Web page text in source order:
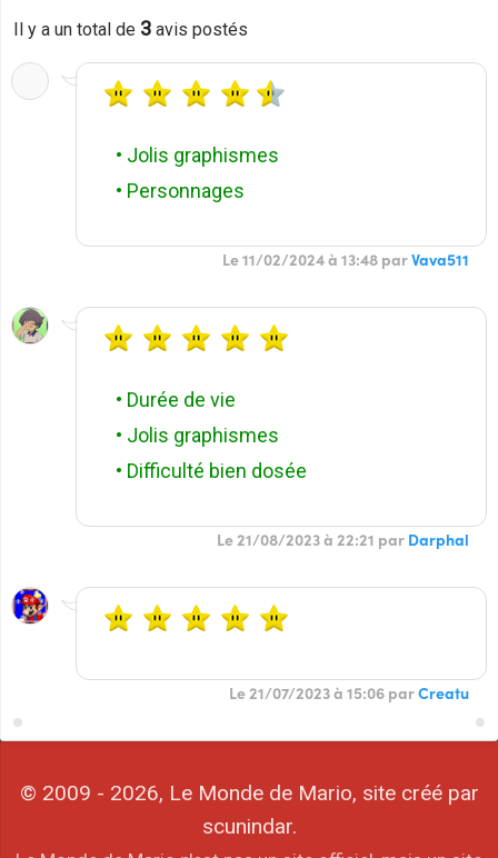
Il y a un total de 3 avis postés
• Jolis graphismes
• Personnages
Le 11/02/2024 à 13:48 parVava511
• Durée de vie
• Jolis graphismes
• Difficulté bien dosée
Le 21/08/2023 à 22:21 par Darphal
Le 21/07/2023 à 15:06 parCreatu
© 2009 - 2026, Le Monde de Mario, site créé par
scunindar.